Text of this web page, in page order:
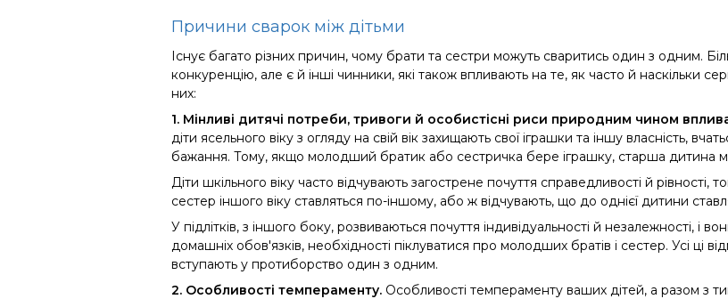
Причини сварок між дітьми
Існує багато різних причин, чому брати та сестри можуть сваритись один з одним.
конкуренцію, але є й інші чинники, які також впливають на те, як часто й наскільки
них:
1. Мінливі дитячі потреби, тривоги й особистісні риси природним чином
діти ясельного віку з огляду на свій вік захищають свої іграшки та іншу власність,
бажання. Тому, якщо молодший братик або сестричка бере іграшку, старша дитина
Діти шкільного віку часто відчувають загострене почуття справедливості й рівності,
сестер іншого віку ставляться по-іншому, або ж відчувають, що до однієї дитини
У підлітків, з іншого боку, розвиваються почуття індивідуальності й незалежності, і
домашніх обов'язків, необхідності піклуватися про молодших братів і сестер. Усі ці
вступають у протиборство один з одним.
2. Особливості темпераменту. Особливості темпераменту ваших дітей, а разом з